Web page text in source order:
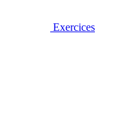
Exercices